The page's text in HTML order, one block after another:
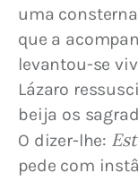
uma
que a
levantou-se
Lázaro
beija os
O dizer-lhe:
pede com